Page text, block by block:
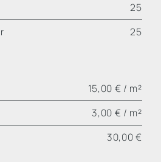
25
25
15,00 € / m²
3,00 € / m²
30,00 €